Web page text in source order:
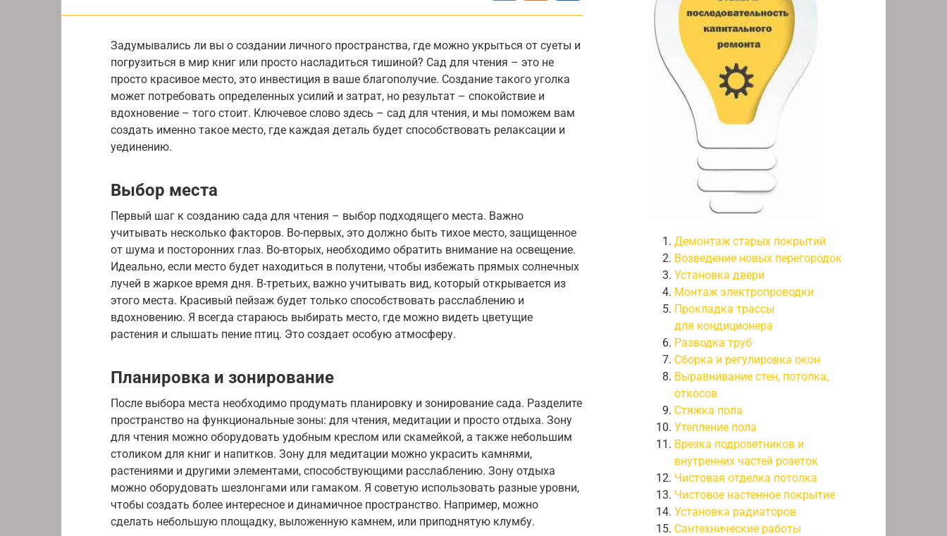
Задумывались ли вы о создании личного пространства, где можно укрыться от суеты и
погрузиться в мир книг или просто насладиться тишиной? Сад для чтения – это не
просто красивое место, это инвестиция в ваше благополучие. Создание такого уголка
может потребовать определенных усилий и затрат, но результат – спокойствие и
вдохновение – того стоит. Ключевое слово здесь – сад для чтения, и мы поможем вам
создать именно такое место, где каждая деталь будет способствовать релаксации и
уединению.
Выбор места
Первый шаг к созданию сада для чтения – выбор подходящего места. Важно
учитывать несколько факторов. Во-первых, это должно быть тихое место, защищенное
от шума и посторонних глаз. Во-вторых, необходимо обратить внимание на освещение.
Идеально, если место будет находиться в полутени, чтобы избежать прямых солнечных
лучей в жаркое время дня. В-третьих, важно учитывать вид, который открывается из
этого места. Красивый пейзаж будет только способствовать расслаблению и
вдохновению. Я всегда стараюсь выбирать место, где можно видеть цветущие
растения и слышать пение птиц. Это создает особую атмосферу.
Планировка и зонирование
После выбора места необходимо продумать планировку и зонирование сада. Разделите
пространство на функциональные зоны: для чтения, медитации и просто отдыха. Зону
для чтения можно оборудовать удобным креслом или скамейкой, а также небольшим
столиком для книг и напитков. Зону для медитации можно украсить камнями,
растениями и другими элементами, способствующими расслаблению. Зону отдыха
можно оборудовать шезлонгами или гамаком. Я советую использовать разные уровни,
чтобы создать более интересное и динамичное пространство. Например, можно
сделать небольшую площадку, выложенную камнем, или приподнятую клумбу.
Демонтаж старых покрытий
Возведение новых перегородок
Установка двери
Монтаж электропроводки
Прокладка трассы
для кондиционера
Разводка труб
Сборка и регулировка окон
Выравнивание стен, потолка,
откосов
Стяжка пола
Утепление пола
Врезка подрозетников и
внутренних частей розеток
Чистовая отделка потолка
Чистовое настенное покрытие
Установка радиаторов
Сантехнические работы